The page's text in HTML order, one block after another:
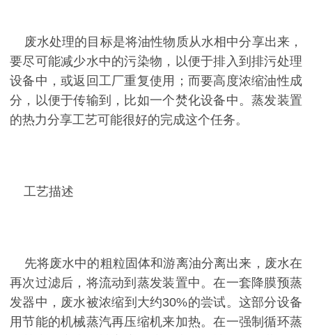
废水处理的目标是将油性物质从水相中分享出来，
要尽可能减少水中的污染物，以便于排入到排污处理
设备中，或返回工厂重复使用；而要高度浓缩油性成
分，以便于传输到，比如一个焚化设备中。蒸发装置
的热力分享工艺可能很好的完成这个任务。
工艺描述
先将废水中的粗粒固体和游离油分离出来，废水在
再次过滤后，将流动到蒸发装置中。在一套降膜预蒸
发器中，废水被浓缩到大约30%的尝试。这部分设备
用节能的机械蒸汽再压缩机来加热。在一强制循环蒸